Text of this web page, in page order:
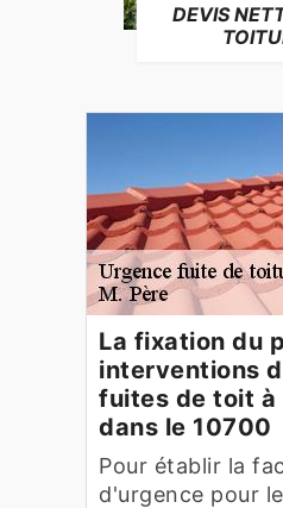
DEVIS
La fixation du
interventions
fuites de toit à
dans le 10700
Pour établir la
d'urgence pour